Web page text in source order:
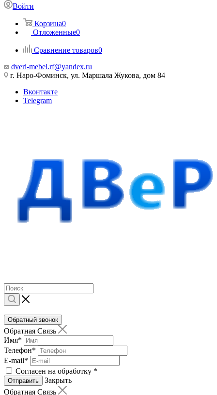
Войти
Корзина0
Отложенные0
Сравнение товаров0
dveri-mebel.rf@yandex.ru
г. Наро-Фоминск, ул. Маршала Жукова, дом 84
Вконтакте
Telegram
Обратный звонок
Обратная Связь
Имя*
Телефон*
E-mail*
Согласен на обработку *
Отправить
Закрыть
Обратная Связь